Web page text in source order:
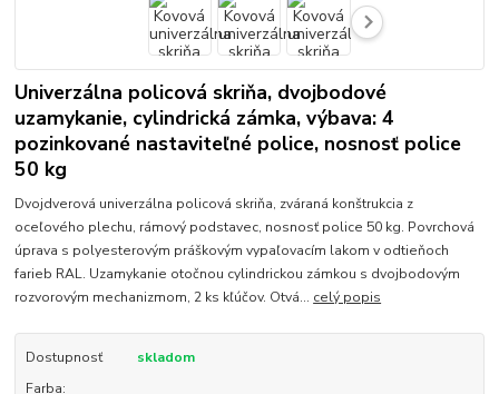
Univerzálna policová skriňa, dvojbodové
uzamykanie, cylindrická zámka, výbava: 4
pozinkované nastaviteľné police, nosnosť police
50 kg
Dvojdverová univerzálna policová skriňa, zváraná konštrukcia z
oceľového plechu, rámový podstavec, nosnosť police 50 kg. Povrchová
úprava s polyesterovým práškovým vypaľovacím lakom v odtieňoch
farieb RAL. Uzamykanie otočnou cylindrickou zámkou s dvojbodovým
rozvorovým mechanizmom, 2 ks kľúčov. Otvá... celý popis
Dostupnosť
skladom
Farba: